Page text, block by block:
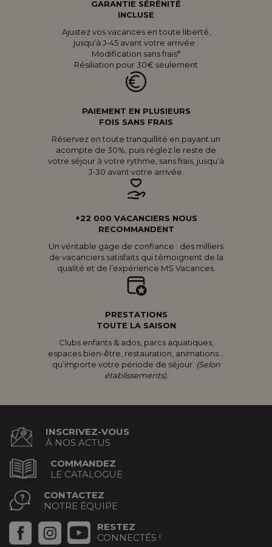
GARANTIE SÉRÉNITÉ
INCLUSE
Ajustez vos vacances en toute liberté,
jusqu’à J-45 avant votre arrivée :
Modification sans frais*
Résiliation pour 30€ seulement
PAIEMENT EN PLUSIEURS
FOIS SANS FRAIS
Réservez en toute tranquillité en payant un
acompte de 30%, puis réglez le reste de
votre séjour à votre rythme, sans frais, jusqu’à
J-30 avant votre arrivée.
+22 000 VACANCIERS NOUS
RECOMMANDENT
Un véritable gage de confiance : des milliers
de vacanciers satisfaits qui témoignent de la
qualité et de l’expérience MS Vacances.
PRESTATIONS
TOUTE LA SAISON
Clubs enfants & ados, parcs aquatiques,
espaces bien-être, restauration, animations...
qu’importe votre période de séjour. (Selon
établissements).
INSCRIVEZ-VOUS
À NOS ACTUS
COMMANDEZ
LE CATALOGUE
CONTACTEZ
NOTRE ÉQUIPE
RESTEZ
CONNECTÉS !